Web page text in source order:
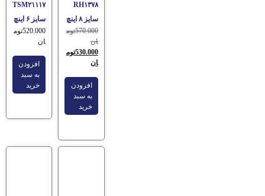
RH۱۳۷۸
سایز ۸ اینچ
570.000توم
ان
530.000توم
ان
افزودن
به سبد
خرید
TSM۲۱۱۱۷
سایز ۶ اینچ
520.000توم
ان
افزودن
به سبد
خرید